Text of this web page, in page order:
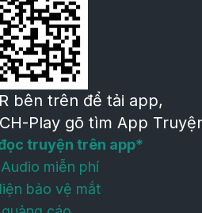
bên trên để tải app,
Play gõ tìm App
truyện trên app*
miễn phí
bảo vệ mắt